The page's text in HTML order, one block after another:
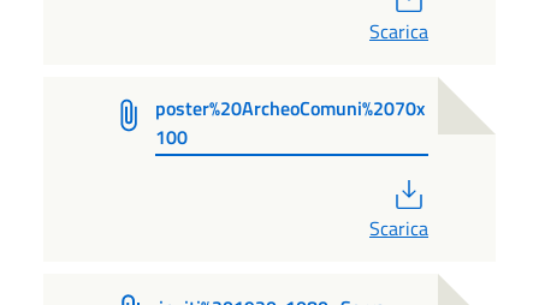
Scarica
poster%20ArcheoComuni%2070x
100
Scarica